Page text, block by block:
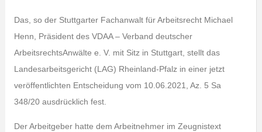
Das, so der Stuttgarter Fachanwalt für Arbeitsrecht Michael
Henn, Präsident des VDAA – Verband deutscher
ArbeitsrechtsAnwälte e. V. mit Sitz in Stuttgart, stellt das
Landesarbeitsgericht (LAG) Rheinland-Pfalz in einer jetzt
veröffentlichten Entscheidung vom 10.06.2021, Az. 5 Sa
348/20 ausdrücklich fest.
Der Arbeitgeber hatte dem Arbeitnehmer im Zeugnistext